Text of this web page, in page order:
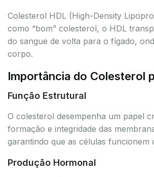
Colesterol HDL (High-Density
como “bom” colesterol, o HDL
do sangue de volta para o fígado,
corpo.
Importância do Colesterol
Função Estrutural
O colesterol desempenha um papel
formação e integridade das
garantindo que as células funcionem
Produção Hormonal